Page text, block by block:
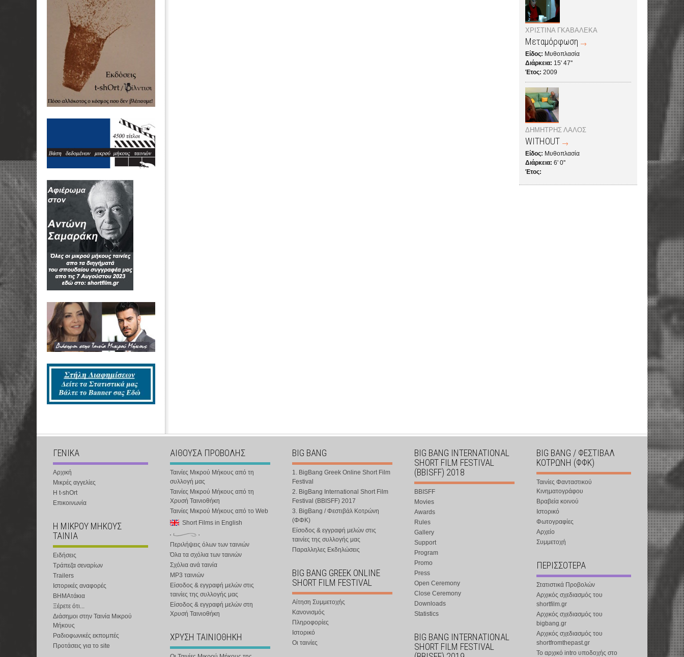
ΧΡΙΣΤΙΝΑ ΓΚΑΒΑΛΕΚΑ
Μεταμόρφωση
Είδος: Μυθοπλασία
Διάρκεια: 15' 47''
Έτος: 2009
ΔΗΜΗΤΡΗΣ ΛΑΛΟΣ
WITHOUT
Είδος: Μυθοπλασία
Διάρκεια: 6' 0''
Έτος:
ΓΕΝΙΚΑ
Αρχική
Μικρές αγγελίες
Η t-shOrt
Επικοινωνία
Η ΜΙΚΡΟΥ ΜΗΚΟΥΣ
ΤΑΙΝΙΑ
Ειδήσεις
Τράπεζα σεναρίων
Trailers
Ιστορικές αναφορές
ΒΗΜΑτάκια
Ξέρετε ότι...
Διάσημοι στην Ταινία Μικρού
Μήκους
Ραδιοφωνικές εκπομπές
Προτάσεις για το site
ΑΙΘΟΥΣΑ ΠΡΟΒΟΛΗΣ
Ταινίες Μικρού Μήκους από τη
συλλογή μας
Ταινίες Μικρού Μήκους από τη
Χρυσή Ταινιοθήκη
Ταινίες Μικρού Μήκους από το Web
Short Films in English
Περιλήψεις όλων των ταινιών
Όλα τα σχόλια των ταινιών
Σχόλια ανά ταινία
MP3 ταινιών
Είσοδος & εγγραφή μελών στις
ταινίες της συλλογής μας
Είσοδος & εγγραφή μελών στη
Χρυσή Ταινιοθήκη
ΧΡΥΣΗ ΤΑΙΝΙΟΘΗΚΗ
BIG BANG
1. BigBang Greek Online Short Film
Festival
2. BigBang International Short Film
Festival (BBISFF) 2017
3. BigBang / Φεστιβάλ Κοτρώνη
(ΦΦΚ)
Είσοδος & εγγραφή μελών στις
ταινίες της συλλογής μας
Παραλληλες Εκδηλώσεις
BIG BANG GREEK ONLINE
SHORT FILM FESTIVAL
Αίτηση Συμμετοχής
Κανονισμός
Πληροφορίες
Ιστορικό
Οι ταινίες
BIG BANG INTERNATIONAL
SHORT FILM FESTIVAL
(BBISFF) 2018
BBISFF
Movies
Awards
Rules
Gallery
Support
Program
Promo
Press
Open Ceremony
Close Ceremony
Downloads
Statistics
BIG BANG INTERNATIONAL
SHORT FILM FESTIVAL
BIG BANG / ΦΕΣΤΙΒΑΛ
ΚΟΤΡΩΝΗ (ΦΦΚ)
Ταινίες Φανταστικού
Κινηματογράφου
Βραβεία κοινού
Ιστορικό
Φωτογραφίες
Αρχείο
Συμμετοχή
ΠΕΡΙΣΣΟΤΕΡΑ
Στατιστικά Προβολών
Αρχικός σχεδιασμός του
shortfilm.gr
Αρχικός σχεδιασμός του
bigbang.gr
Αρχικός σχεδιασμός του
shortfromthepast.gr
Το αρχικό intro υποδοχής στο